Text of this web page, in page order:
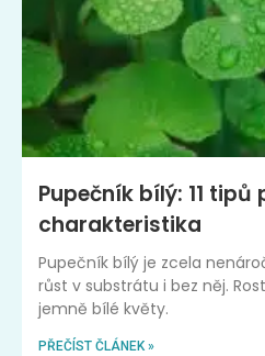
Pupečník bílý: 11
charakteristika
Pupečník bílý je zcela
růst v substrátu i bez něj.
jemně bílé květy.
PŘEČÍST ČLÁNEK »